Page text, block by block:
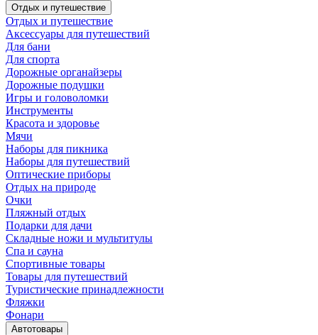
Отдых и путешествие
Отдых и путешествие
Аксессуары для путешествий
Для бани
Для спорта
Дорожные органайзеры
Дорожные подушки
Игры и головоломки
Инструменты
Красота и здоровье
Мячи
Наборы для пикника
Наборы для путешествий
Оптические приборы
Отдых на природе
Очки
Пляжный отдых
Подарки для дачи
Складные ножи и мультитулы
Спа и сауна
Спортивные товары
Товары для путешествий
Туристические принадлежности
Фляжки
Фонари
Автотовары